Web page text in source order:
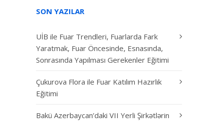
SON YAZILAR
UİB ile Fuar Trendleri, Fuarlarda Fark
Yaratmak, Fuar Öncesinde, Esnasında,
Sonrasında Yapılması Gerekenler Eğitimi
Çukurova Flora ile Fuar Katılım Hazırlık
Eğitimi
Bakü Azerbaycan’daki VII Yerli Şirkətlərin